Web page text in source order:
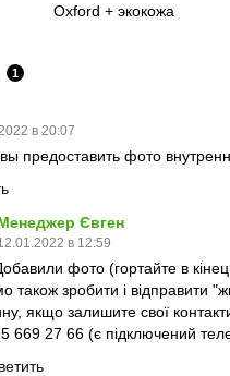
Oxford + экокожа
1
в 20:07
предоставить фото
Євген
в 12:59
фото (гортайте в
також зробити і відправити
якщо залишите свої
669 27 66 (є підключений